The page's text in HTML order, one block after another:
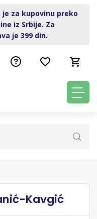
je za kupovinu preko
iz Srbije. Za
je 399 din.
Kavgić